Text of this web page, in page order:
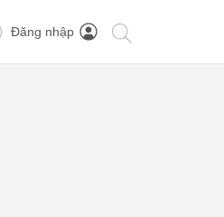
Đăng nhập